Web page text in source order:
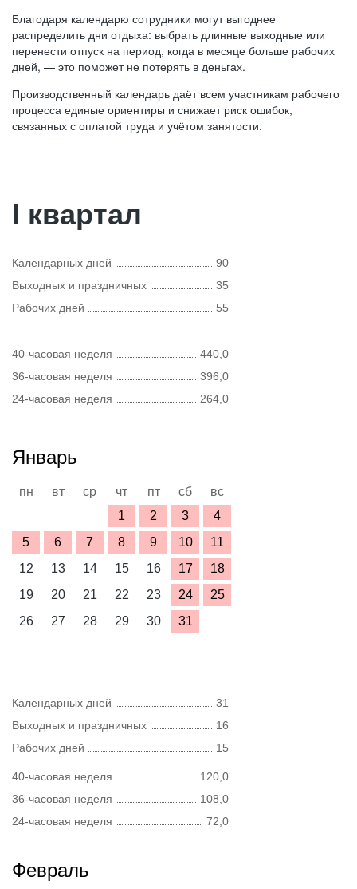
Благодаря календарю сотрудники могут выгоднее
распределить дни отдыха: выбрать длинные выходные или
перенести отпуск на период, когда в месяце больше рабочих
дней, — это поможет не потерять в деньгах.
Производственный календарь даёт всем участникам рабочего
процесса единые ориентиры и снижает риск ошибок,
связанных с оплатой труда и учётом занятости.
I квартал
Календарных дней
90
Выходных и праздничных
35
Рабочих дней
55
40-часовая неделя
440,0
36-часовая неделя
396,0
24-часовая неделя
264,0
Январь
пн вт ср чт пт сб
вс
1
2 3
4
5
6 7 8 9 10
11
12
13 14 15 16 17
18
19
20 21 22 23 24
25
26
27 28 29 30 31
Календарных дней
31
Выходных и праздничных
16
Рабочих дней
15
40-часовая неделя
120,0
36-часовая неделя
108,0
24-часовая неделя
72,0
Февраль